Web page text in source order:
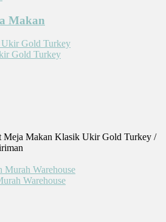
Makan
Gold Turkey
Meja Makan Klasik Ukir Gold Turkey /
Warehouse